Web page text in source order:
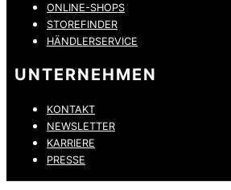
ONLINE-SHOPS
STOREFINDER
HÄNDLERSERVICE
UNTERNEHMEN
KONTAKT
NEWSLETTER
KARRIERE
PRESSE